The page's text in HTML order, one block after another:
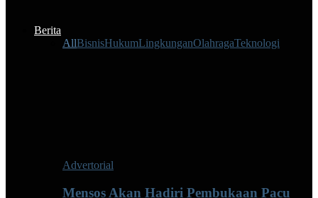
Berita
AllBisnisHukumLingkunganOlahragaTeknologi
Advertorial
Mensos Akan Hadiri Pembukaan Pacu